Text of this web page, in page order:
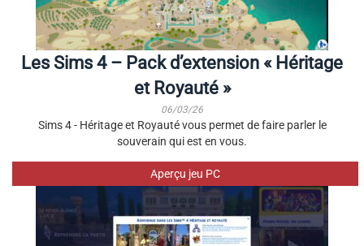
Les Sims 4 – Pack d’extension « Héritage
et Royauté »
06/03/26
Sims 4 - Héritage et Royauté vous permet de faire parler le
souverain qui est en vous.
Aperçu jeu PC